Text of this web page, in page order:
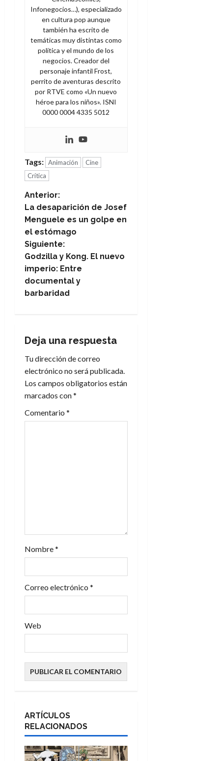
Infonegocios…), especializado
en cultura pop aunque
también ha escrito de
temáticas muy distintas como
política y el mundo de los
negocios. Creador del
personaje infantil Frost,
perrito de aventuras descrito
por RTVE como «Un nuevo
héroe para los niños». ISNI
0000 0004 4335 5012
Tags: Animación
Cine
Crítica
N
a
v
e
g
a
i
ó
n
d
e
d
s
Anterior:
La desaparición de Josef
Menguele es un golpe en
el estómago
Siguiente:
Godzilla y Kong. El nuevo
imperio: Entre
documental y
barbaridad
Deja una respuesta
Tu dirección de correo
electrónico no será publicada.
Los campos obligatorios están
marcados con*
Comentario *
Nombre*
Correo electrónico *
Web
ARTÍCULOS
RELACIONADOS